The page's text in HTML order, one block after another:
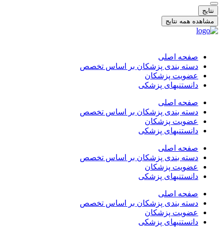
نتایج
مشاهده همه نتایج
صفحه اصلی
دسته بندی پزشکان بر اساس تخصص
عضویت پزشکان
دانستنیهای پزشکی
صفحه اصلی
دسته بندی پزشکان بر اساس تخصص
عضویت پزشکان
دانستنیهای پزشکی
صفحه اصلی
دسته بندی پزشکان بر اساس تخصص
عضویت پزشکان
دانستنیهای پزشکی
صفحه اصلی
دسته بندی پزشکان بر اساس تخصص
عضویت پزشکان
دانستنیهای پزشکی